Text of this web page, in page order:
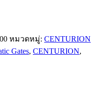
หมวดหมู่: CENTURION
Gates, CENTURION,